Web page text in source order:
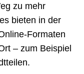
zu mehr
bieten in der
Formaten
– zum Beispiel